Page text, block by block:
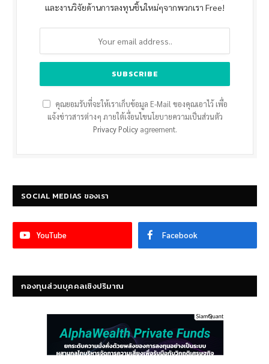
และงานวิจัยด้านการลงทุนชิ้นใหม่ๆจากพวกเรา Free!
คุณยอมรับที่จะให้เราเก็บข้อมูล E-Mail ของคุณเอาไว้ เพื่อ
แจ้งข่าวสารต่างๆ ภายใต้เงื่อนไขนโยบายความเป็นส่วนตัว
Privacy Policyagreement.
SOCIAL MEDIAS ของเรา
YouTube Facebook
กองทุนส่วนบุคคลเชิงปริมาณ